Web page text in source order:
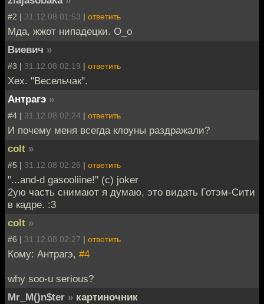
#2 | 31.12.08 01:53 | ответить
Мда, жжот нипадецки. О_о
Виевич »
#3 | 31.12.08 02:19 | ответить
Хех. "Весельчак".
Антрагэ »
#4 | 31.12.08 02:24 | ответить
И почему меня всегда клоуны раздражали?
colt »
#5 | 31.12.08 02:26 | ответить
"...and-d gasooliine!" (c) joker
2ую часть снимают я думаю, это видать Готэм-Сити
в кадре. :3
colt »
#6 | 31.12.08 02:27 | ответить
Кому: Антрагэ, #4
why soo-u serious?
Mr_M()n$ter » картиночник